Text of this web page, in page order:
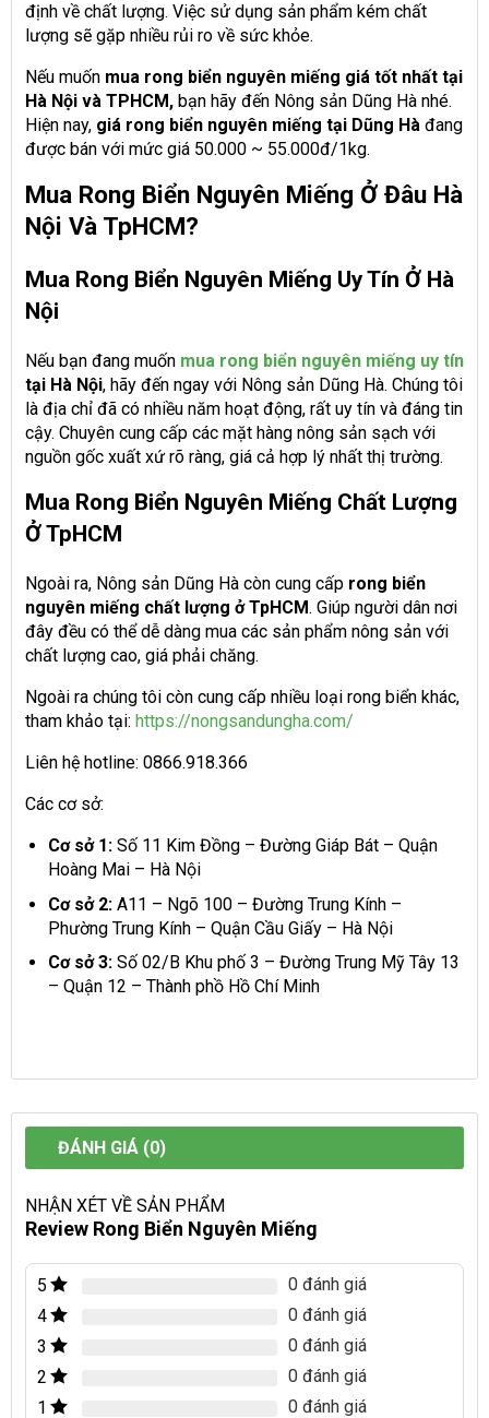
định về chất lượng. Việc sử dụng sản phẩm kém chất
lượng sẽ gặp nhiều rủi ro về sức khỏe.
Nếu muốn mua rong biển nguyên miếng giá tốt nhất tại
Hà Nội và TPHCM, bạn hãy đến Nông sản Dũng Hà nhé.
Hiện nay, giá rong biển nguyên miếng tại Dũng Hà đang
được bán với mức giá 50.000 ~ 55.000đ/1kg.
Mua Rong Biển Nguyên Miếng Ở Đâu Hà
Nội Và TpHCM?
Mua Rong Biển Nguyên Miếng Uy Tín Ở Hà
Nội
Nếu bạn đang muốn mua rong biển nguyên miếng uy tín
tại Hà Nội, hãy đến ngay với Nông sản Dũng Hà. Chúng tôi
là địa chỉ đã có nhiều năm hoạt động, rất uy tín và đáng tin
cậy. Chuyên cung cấp các mặt hàng nông sản sạch với
nguồn gốc xuất xứ rõ ràng, giá cả hợp lý nhất thị trường.
Mua Rong Biển Nguyên Miếng Chất Lượng
Ở TpHCM
Ngoài ra, Nông sản Dũng Hà còn cung cấp rong biển
nguyên miếng chất lượng ở TpHCM. Giúp người dân nơi
đây đều có thể dễ dàng mua các sản phẩm nông sản với
chất lượng cao, giá phải chăng.
Ngoài ra chúng tôi còn cung cấp nhiều loại rong biển khác,
tham khảo tại: https://nongsandungha.com/
Liên hệ hotline: 0866.918.366
Các cơ sở:
Cơ sở 1:Số 11 Kim Đồng – Đường Giáp Bát – Quận
Hoàng Mai – Hà Nội
Cơ sở 2:A11 – Ngõ 100 – Đường Trung Kính –
Phường Trung Kính – Quận Cầu Giấy – Hà Nội
Cơ sở 3:Số 02/B Khu phố 3 – Đường Trung Mỹ Tây 13
– Quận 12 – Thành phồ Hồ Chí Minh
ĐÁNH GIÁ (0)
NHẬN XÉT VỀ SẢN PHẨM
Review Rong Biển Nguyên Miếng
5
0 đánh giá
4
0 đánh giá
3
0 đánh giá
2
0 đánh giá
1
0 đánh giá